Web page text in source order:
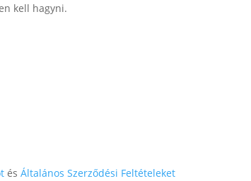
kell hagyni.
ésÁltalános Szerződési Feltételeket